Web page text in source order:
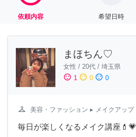
依頼内容 希望日時
まほちん♡
女性 / 20代 / 埼玉県
sentiment_satisfied 1 sentiment_neutral 0 sentiment_dissatisfied 0
checkroom 美容・ファッション ▸ メイクアップ
毎日が楽しくなるメイク講座💄💗